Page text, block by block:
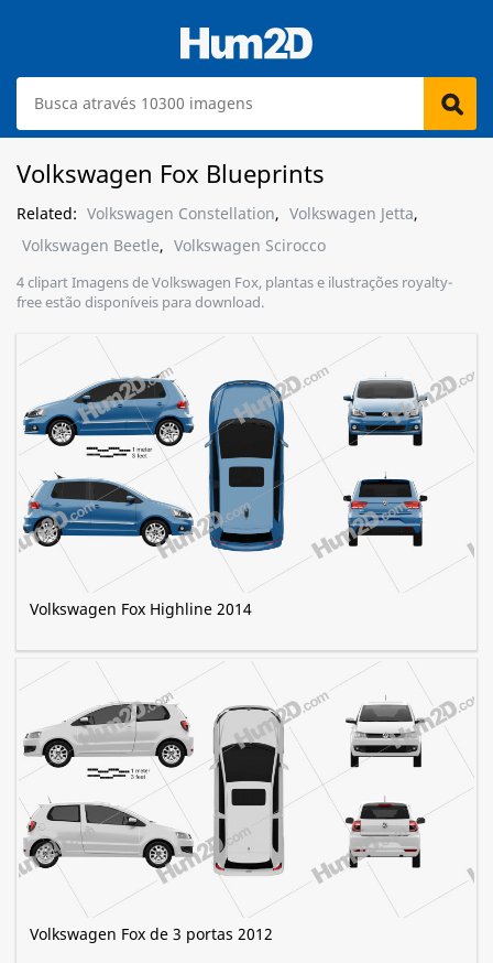
Volkswagen Fox Blueprints
Related: Volkswagen Constellation, Volkswagen Jetta,
Volkswagen Beetle, Volkswagen Scirocco
4 clipart Imagens de Volkswagen Fox, plantas e ilustrações royalty-
free estão disponíveis para download.
Volkswagen Fox Highline 2014
Volkswagen Fox de 3 portas 2012